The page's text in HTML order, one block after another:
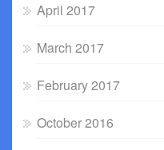
April 2017
March 2017
February 2017
October 2016